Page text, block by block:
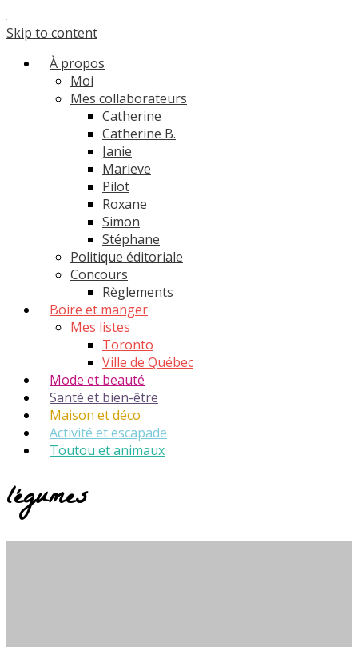
Skip to content
À propos
Moi
Mes collaborateurs
Catherine
Catherine B.
Janie
Marieve
Pilot
Roxane
Simon
Stéphane
Politique éditoriale
Concours
Règlements
Boire et manger
Mes listes
Toronto
Ville de Québec
Mode et beauté
Santé et bien-être
Maison et déco
Activité et escapade
Toutou et animaux
légumes